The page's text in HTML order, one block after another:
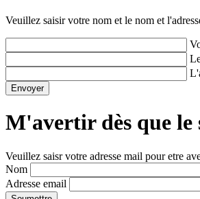
Veuillez saisir votre nom et le nom et
M'avertir dès que le
Veuillez saisr votre adresse mail pour etre
Nom
Adresse email